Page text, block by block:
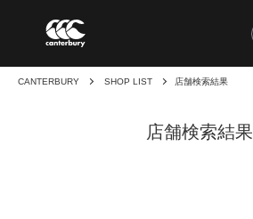
CANTERBURY SHOP LIST 店舗検索結果
店舗検索結果